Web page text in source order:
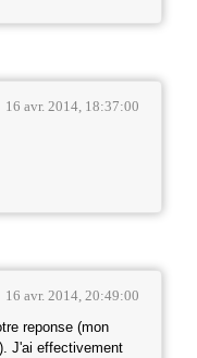
16 avr. 2014, 18:37:00
16 avr. 2014, 20:49:00
reponse (mon
J'ai effectivement